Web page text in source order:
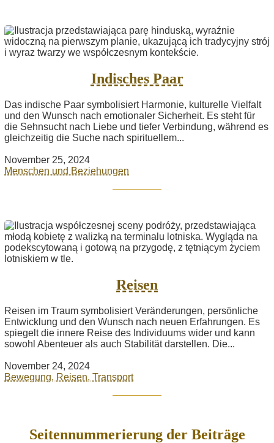
Indisches Paar
Das indische Paar symbolisiert Harmonie, kulturelle Vielfalt
und den Wunsch nach emotionaler Sicherheit. Es steht für
die Sehnsucht nach Liebe und tiefer Verbindung, während es
gleichzeitig die Suche nach spirituellem...
November 25, 2024
Menschen und Beziehungen
Reisen
Reisen im Traum symbolisiert Veränderungen, persönliche
Entwicklung und den Wunsch nach neuen Erfahrungen. Es
spiegelt die innere Reise des Individuums wider und kann
sowohl Abenteuer als auch Stabilität darstellen. Die...
November 24, 2024
Bewegung, Reisen, Transport
Seitennummerierung der Beiträge